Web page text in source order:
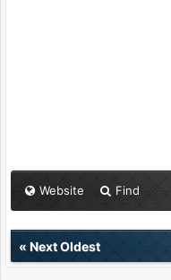
Website Find
« Next Oldest